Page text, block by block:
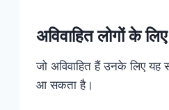
अविवाहित लोगों के
जो अविवाहित हैं उनके लिए
आ सकता है।